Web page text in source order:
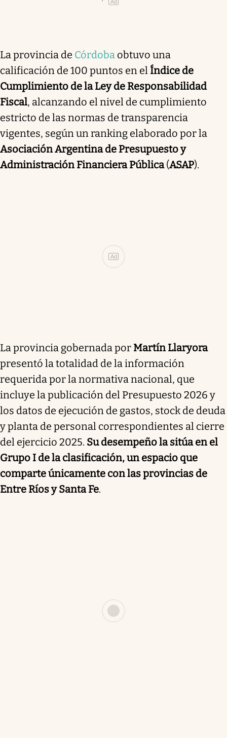
Ad
La provincia de Córdoba obtuvo una
calificación de 100 puntos en el Índice de
Cumplimiento de la Ley de Responsabilidad
Fiscal, alcanzando el nivel de cumplimiento
estricto de las normas de transparencia
vigentes, según un ranking elaborado por la
Asociación Argentina de Presupuesto y
Administración Financiera Pública(ASAP).
Ad
La provincia gobernada por Martín Llaryora
presentó la totalidad de la información
requerida por la normativa nacional, que
incluye la publicación del Presupuesto 2026 y
los datos de ejecución de gastos, stock de deuda
y planta de personal correspondientes al cierre
del ejercicio 2025. Su desempeño la sitúa en el
Grupo I de la clasificación, un espacio que
comparte únicamente con las provincias de
Entre Ríos y Santa Fe.